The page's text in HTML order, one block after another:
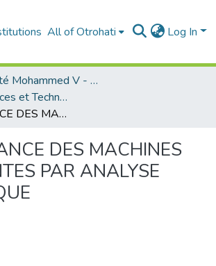
All of Otrohati Log In
Université Mohammed V - Rabat
CEDoc - Sciences et Techniques pour l’ingénieur
SURVEILLANCE DES MACHINES TOURNANTES PAR ANALYSE ACOUSTIQUE
DES MACHINES
PAR ANALYSE